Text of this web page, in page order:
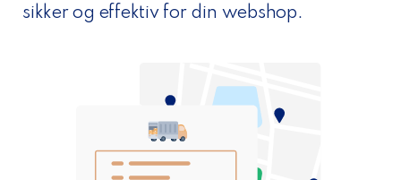
sikker og effektiv for din webshop.